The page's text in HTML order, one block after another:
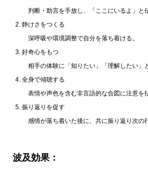
判断・助言を手放し、「ここにいるよ」と
静けさをつくる
深呼吸や環境調整で自分を落ち着ける。
好奇心をもつ
相手の体験に「知りたい」「理解したい」
全身で傾聴する
表情や声色を含む非言語的な合図に注意を
振り返りを促す
感情が落ち着いた後に、共に振り返り次の
波及効果：